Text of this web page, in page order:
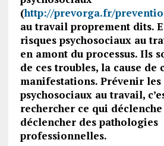
(http://prevorga.fr/
au travail proprement dits.
risques psychosociaux au
en amont du processus. Ils
de ces troubles, la cause de
manifestations. Prévenir les
psychosociaux au travail,
rechercher ce qui
déclencher des pathologies
professionnelles.